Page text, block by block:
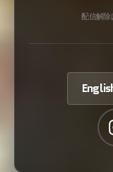
配信解除